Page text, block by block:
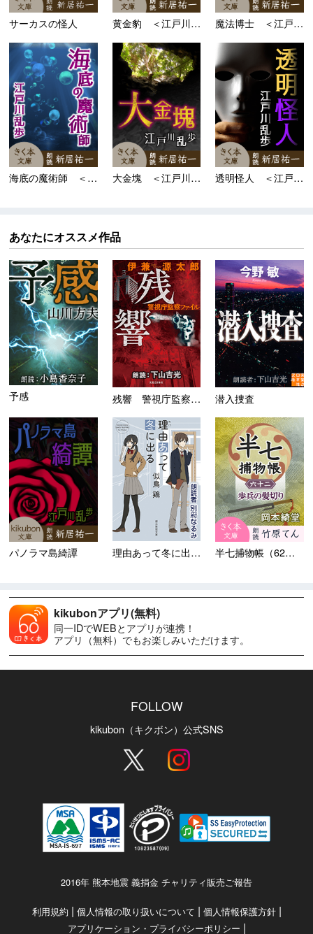
サーカスの怪人 黄金豹 ＜江戸川乱歩「... 魔法博士 ＜江戸川乱歩...
海底の魔術師 ＜江戸川... 大金塊 ＜江戸川乱歩「... 透明怪人 ＜江戸川乱歩...
あなたにオススメ作品
予感 残響 警視庁監察ファイル 潜入捜査
パノラマ島綺譚 理由あって冬に出る ＜市立高... 半七捕物帳（62）歩兵の髪切...
kikubonアプリ(無料)
同一IDでWEBとアプリが連携！
アプリ（無料）でもお楽しみいただけます。
FOLLOW
kikubon（キクボン）公式SNS
2016年 熊本地震 義捐金 チャリティ販売ご報告
利用規約 | 個人情報の取り扱いについて | 個人情報保護方針|
アプリケーション・プライバシーポリシー |